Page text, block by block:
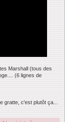
Marshall (tous des
(6 lignes de
gratte, c'est plutôt ça...